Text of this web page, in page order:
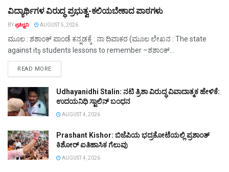
ವಿದ್ಯಾರ್ಥಿಗಳ ವಿರುದ್ಧ ಪ್ರಭುತ್ವ-ಕಲಿಯಬೇಕಾದ ಪಾಠಗಳು
BYಪ್ರತಿಧ್ವನಿ AUGUST 5, 2026
ಮೂಲ : ಶಶಾಂಕ್ ಪಾಂಡೆ ಕನ್ನಡಕ್ಕೆ : ನಾ ದಿವಾಕರ (ಮೂಲ ಲೇಖನ : The state
against itş students lessons to remember –ಶಶಾಂಕ್...
READ MOREDETAILS
Udhayanidhi Stalin: ನಟಿ ತ್ರಿಶಾ ವಿರುದ್ಧ ವಿವಾದಾತ್ಮಕ ಹೇಳಿಕೆ:
ಉದಯನಿಧಿ ಸ್ಟಾಲಿನ್ ಬಂಧನ
AUGUST 4, 2026
Prashant Kishor: ಬಿಜೆಪಿಯ ಭದ್ರಕೋಟೆಯಲ್ಲಿ ಪ್ರಶಾಂತ್
ಕಿಶೋರ್ ಐತಿಹಾಸಿಕ ಗೆಲುವು
AUGUST 4, 2026